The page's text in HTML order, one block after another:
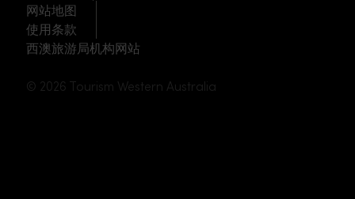
网站地图
使用条款
西澳旅游局机构网站
© 2026 Tourism Western Australia